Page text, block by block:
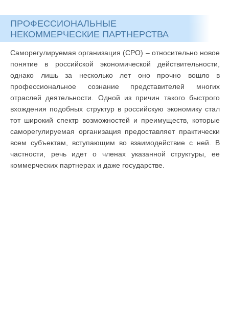
ПРОФЕССИОНАЛЬНЫЕ
НЕКОММЕРЧЕСКИЕ ПАРТНЕРСТВА
Саморегулируемая организация (СРО) – относительно новое
понятие в российской экономической действительности,
однако лишь за несколько лет оно прочно вошло в
профессиональное сознание представителей многих
отраслей деятельности. Одной из причин такого быстрого
вхождения подобных структур в российскую экономику стал
тот широкий спектр возможностей и преимуществ, которые
саморегулируемая организация предоставляет практически
всем субъектам, вступающим во взаимодействие с ней. В
частности, речь идет о членах указанной структуры, ее
коммерческих партнерах и даже государстве.